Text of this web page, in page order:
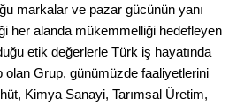
markalar ve pazar gücünün yanı
her alanda mükemmelliği hedefleyen
etik değerlerle Türk iş hayatında
olan Grup, günümüzde faaliyetlerini
Kimya Sanayi, Tarımsal Üretim,